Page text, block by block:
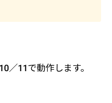
11で動作します。